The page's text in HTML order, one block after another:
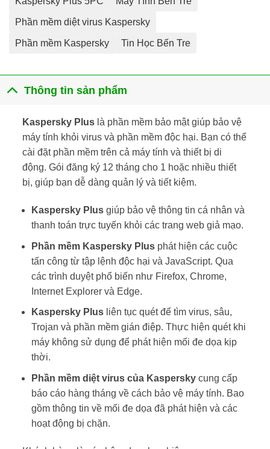
Phần mềm diệt virus Kaspersky
Phần mềm Kaspersky Tin Học Bến Tre
Thông tin sản phẩm
Kaspersky Plus là phần mềm bảo mật giúp bảo vệ
máy tính khỏi virus và phần mềm độc hại. Bạn có thể
cài đặt phần mềm trên cả máy tính và thiết bị di
động. Gói đăng ký 12 tháng cho 1 hoặc nhiều thiết
bị, giúp bạn dễ dàng quản lý và tiết kiệm.
Kaspersky Plusgiúp bảo vệ thông tin cá nhân và
thanh toán trực tuyến khỏi các trang web giả mạo.
Phần mềm Kaspersky Plusphát hiện các cuộc
tấn công từ tập lệnh độc hại và JavaScript. Qua
các trình duyệt phổ biến như Firefox, Chrome,
Internet Explorer và Edge.
Kaspersky Plusliên tục quét để tìm virus, sâu,
Trojan và phần mềm gián điệp. Thực hiện quét khi
máy không sử dụng để phát hiện mối đe dọa kịp
thời.
Phần mềm diệt virus của Kasperskycung cấp
báo cáo hàng tháng về cách bảo vệ máy tính. Bao
gồm thông tin về mối đe dọa đã phát hiện và các
hoạt động bị chặn.